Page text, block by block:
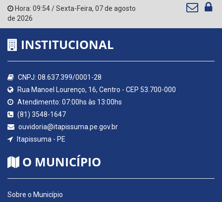
Hora: 09:54/Sexta-Feira, 07 de agosto
de 2026
INSTITUCIONAL
CNPJ: 08.637.399/0001-28
Rua Manoel Lourenço, 16, Centro - CEP 53.700-000
Atendimento: 07:00hs às 13:00hs
(81) 3548-1647
ouvidoria@itapissuma.pe.gov.br
Itapissuma - PE
O MUNICÍPIO
Sobre o Município